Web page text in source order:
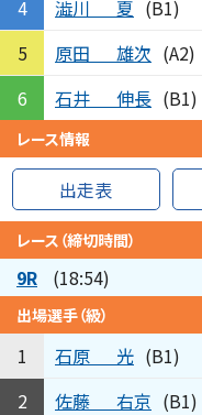
4
澁川 夏 (B1)
5
原田 雄次 (A2)
6
石井 伸長 (B1)
レース情報
出走表
レース（締切時間）
9R (18:54)
出場選手（級）
1 石原 光 (B1)
2
佐藤 右京 (B1)